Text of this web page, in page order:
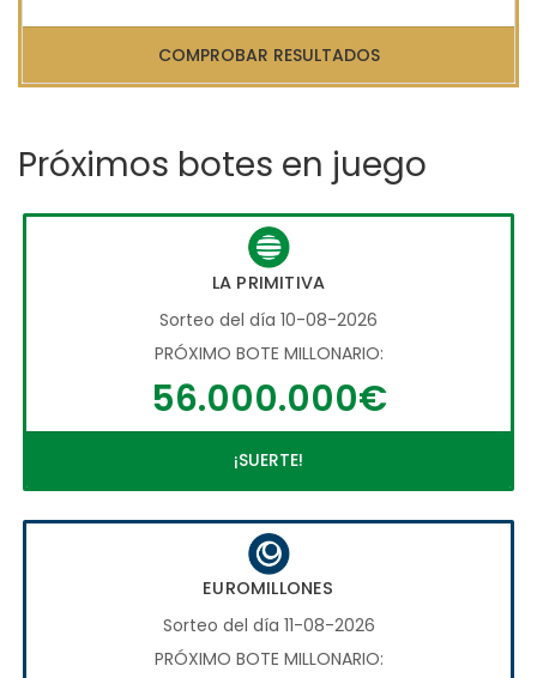
COMPROBAR RESULTADOS
Próximos botes en juego
LA PRIMITIVA
Sorteo del día 10-08-2026
PRÓXIMO BOTE MILLONARIO:
56.000.000€
¡SUERTE!
EUROMILLONES
Sorteo del día 11-08-2026
PRÓXIMO BOTE MILLONARIO: